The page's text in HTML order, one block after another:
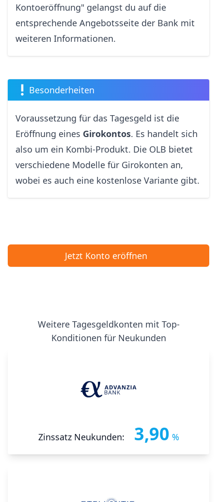
Kontoeröffnung" gelangst du auf die
entsprechende Angebotsseite der Bank mit
weiteren Informationen.
Besonderheiten
Voraussetzung für das Tagesgeld ist die
Eröffnung eines Girokontos. Es handelt sich
also um ein Kombi-Produkt. Die OLB bietet
verschiedene Modelle für Girokonten an,
wobei es auch eine kostenlose Variante gibt.
Jetzt Konto eröffnen
Weitere Tagesgeldkonten mit Top-
Konditionen für Neukunden
Zinssatz Neukunden: 3,90 %